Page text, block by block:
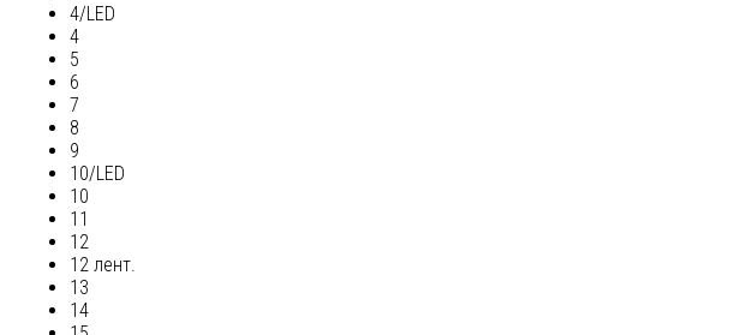
4/LED
4
5
6
7
8
9
10/LED
10
11
12
12 лент.
13
14